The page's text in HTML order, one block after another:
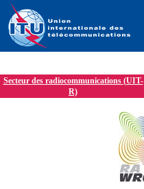
Secteur des radiocommunications (UIT-
R)